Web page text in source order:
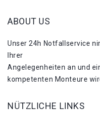
ABOUT US
Unser 24h Notfallservice
Ihrer
Angelegenheiten an und
kompetenten Monteure
NÜTZLICHE LINKS